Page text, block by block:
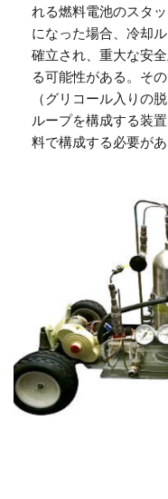
れる燃料電池のスタ
になった場合、冷却
確立され、重大な安
る可能性がある。そ
（グリコール入りの
ループを構成する装
料で構成する必要があ